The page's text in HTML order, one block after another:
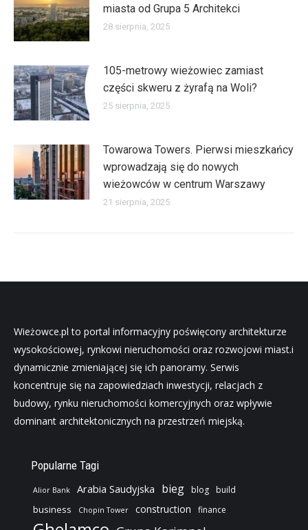
miasta od Grupa 5 Architekci
28 sierpnia, 2025
105-metrowy wieżowiec zamiast
części skweru z żyrafą na Woli?
25 sierpnia, 2025
Towarowa Towers. Pierwsi mieszkańcy
wprowadzają się do nowych
wieżowców w centrum Warszawy
21 sierpnia, 2025
Wieżowce.pl to portal informacyjny poświęcony architekturze
wysokościowej, rynkowi nieruchomości oraz rozwojowi miast.i
dynamicznie zmieniającej się ich panoramy. Serwis
koncentruje się na zapowiedziach inwestycji, relacjach z
budowy, rynku nieruchomości komercyjnych oraz wpływie
dominant architektonicznych na przestrzeń miejską.
Popularne Tagi
Alior Bank Arabia Saudyjska bieg blog build
business Chopin Tower construction finance